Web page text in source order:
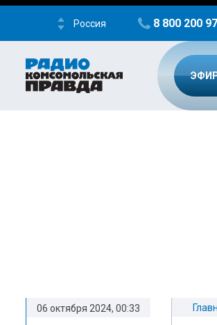
Россия 8 800 200
06 октября 2024, 00:33